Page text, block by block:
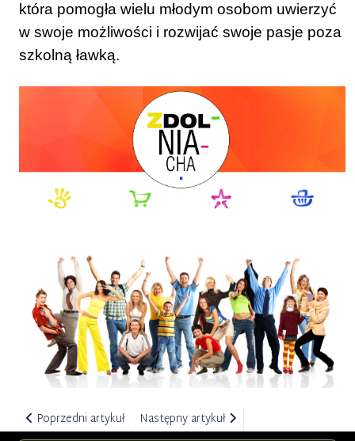
która pomogła wielu młodym osobom uwierzyć
w swoje możliwości i rozwijać swoje pasje poza
szkolną ławką.
Poprzedni artykuł: Wernisaż wystawy URBAN THERMAL
Poprzedni artykuł Następny artykuł: WOŚP w
Następny artykuł